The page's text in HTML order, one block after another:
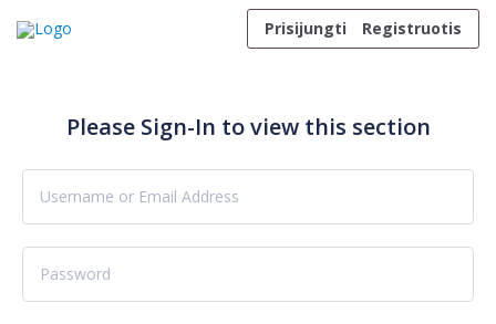
Prisijungti
Registruotis
Please Sign-In to view this section